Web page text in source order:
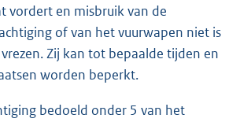
vordert en misbruik van de
of van het vuurwapen niet is
Zij kan tot bepaalde tijden en
worden beperkt.
bedoeld onder 5 van het